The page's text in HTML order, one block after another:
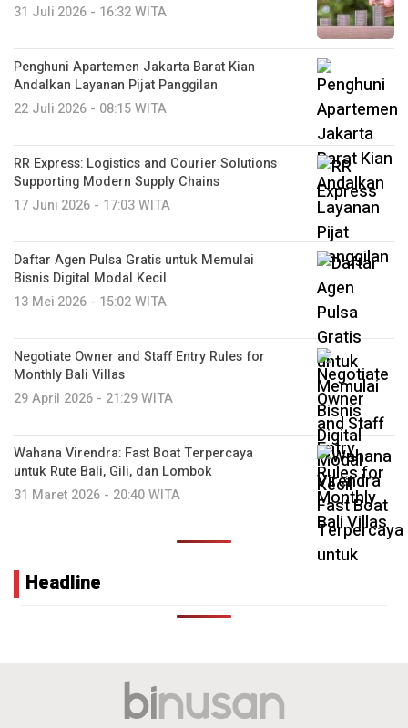
31 Juli 2026 - 16:32 WITA
Penghuni Apartemen Jakarta Barat Kian
Andalkan Layanan Pijat Panggilan
22 Juli 2026 - 08:15 WITA
RR Express: Logistics and Courier Solutions
Supporting Modern Supply Chains
17 Juni 2026 - 17:03 WITA
Daftar Agen Pulsa Gratis untuk Memulai
Bisnis Digital Modal Kecil
13 Mei 2026 - 15:02 WITA
Negotiate Owner and Staff Entry Rules for
Monthly Bali Villas
29 April 2026 - 21:29 WITA
Wahana Virendra: Fast Boat Terpercaya
untuk Rute Bali, Gili, dan Lombok
31 Maret 2026 - 20:40 WITA
Headline